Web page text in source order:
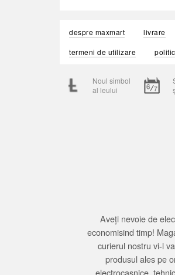
despre maxmart livrare
termeni de utilizare
Noul simbol
al leului
Aveți nevoie de
economisind timp!
curierul nostru vi-l
produsul ales pe
electrocasnice,